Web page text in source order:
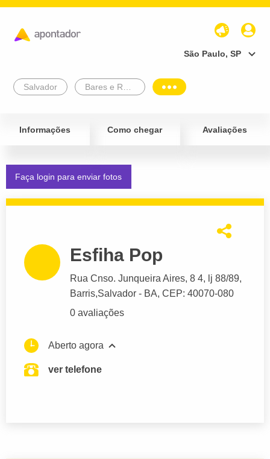
São Paulo, SP
Salvador
Informações Como chegar Avaliações
Faça login para enviar fotos
Esfiha Pop
Rua Cnso. Junqueira Aires, 8 4, lj 88/89,
Barris,Salvador - BA, CEP: 40070-080
0 avaliações
Aberto agora
ver telefone